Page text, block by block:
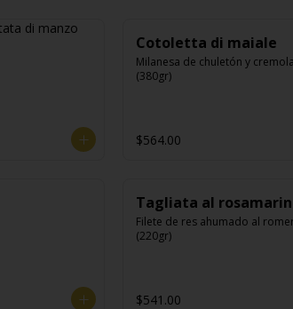
Cotoletta di maiale
Milanesa de chuletón y
(380gr)
$564.00
Tagliata al
Filete de res ahumado al
(220gr)
$541.00